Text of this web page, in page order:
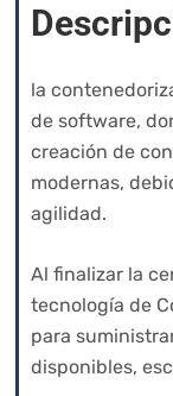
la
de software,
creación de
modernas,
agilidad.
Al finalizar la
tecnología de
para
disponibles,